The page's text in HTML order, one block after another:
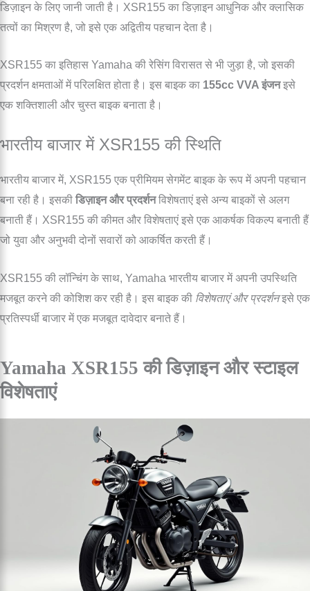
डिज़ाइन के लिए जानी जाती है। XSR155 का डिज़ाइन आधुनिक और क्लासिक
तत्वों का मिश्रण है, जो इसे एक अद्वितीय पहचान देता है।
XSR155 का इतिहास Yamaha की रेसिंग विरासत से भी जुड़ा है, जो इसकी
प्रदर्शन क्षमताओं में परिलक्षित होता है। इस बाइक का 155cc VVA इंजनइसे
एक शक्तिशाली और चुस्त बाइक बनाता है।
भारतीय बाजार में XSR155 की स्थिति
भारतीय बाजार में, XSR155 एक प्रीमियम सेगमेंट बाइक के रूप में अपनी पहचान
बना रही है। इसकी डिज़ाइन और प्रदर्शनविशेषताएं इसे अन्य बाइकों से अलग
बनाती हैं। XSR155 की कीमत और विशेषताएं इसे एक आकर्षक विकल्प बनाती हैं
जो युवा और अनुभवी दोनों सवारों को आकर्षित करती हैं।
XSR155 की लॉन्चिंग के साथ, Yamaha भारतीय बाजार में अपनी उपस्थिति
मजबूत करने की कोशिश कर रही है। इस बाइक की विशेषताएं और प्रदर्शनइसे एक
प्रतिस्पर्धी बाजार में एक मजबूत दावेदार बनाते हैं।
Yamaha XSR155 की डिज़ाइन और स्टाइल
विशेषताएं